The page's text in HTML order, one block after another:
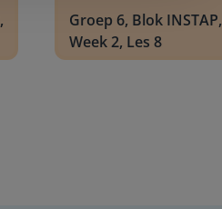
Groep 6, Blok INSTAP,
Week 2, Les 8